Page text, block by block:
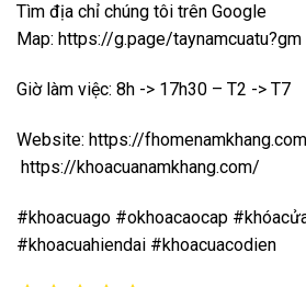
Tìm địa chỉ chúng tôi trên Google
Map: https://g.page/taynamcuatu?gm
Giờ làm việc: 8h -> 17h30 – T2 -> T7
Website: https://
https://khoacuanamkhang.com/
#khoacuago #okhoacaocap
#khoacuahiendai #khoacuacodien